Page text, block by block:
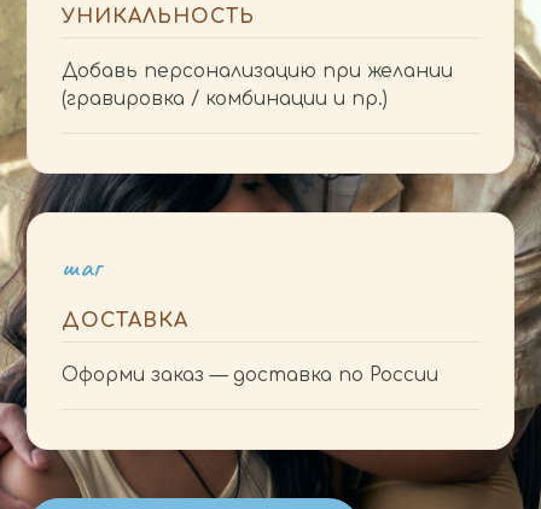
УНИКАЛЬНОСТЬ
Добавь персонализацию при желании
(гравировка / комбинации и пр.)
шаг
ДОСТАВКА
Оформи заказ — доставка по России